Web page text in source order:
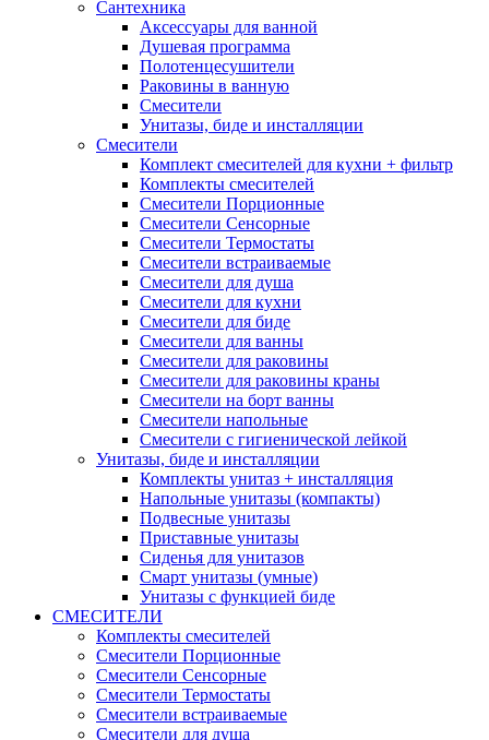
Сантехника
Аксессуары для ванной
Душевая программа
Полотенцесушители
Раковины в ванную
Смесители
Унитазы, биде и инсталляции
Смесители
Комплект смесителей для кухни + фильтр
Комплекты смесителей
Смесители Порционные
Смесители Сенсорные
Смесители Термостаты
Смесители встраиваемые
Смесители для душа
Смесители для кухни
Смесители для биде
Смесители для ванны
Смесители для раковины
Смесители для раковины краны
Смесители на борт ванны
Смесители напольные
Смесители с гигиенической лейкой
Унитазы, биде и инсталляции
Комплекты унитаз + инсталляция
Напольные унитазы (компакты)
Подвесные унитазы
Приставные унитазы
Сиденья для унитазов
Смарт унитазы (умные)
Унитазы с функцией биде
СМЕСИТЕЛИ
Комплекты смесителей
Смесители Порционные
Смесители Сенсорные
Смесители Термостаты
Смесители встраиваемые
Смесители для душа